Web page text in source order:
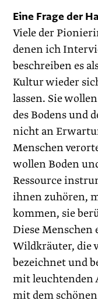
Eine Frage der
Viele der
denen ich
beschreiben es
Kultur wieder
lassen. Sie
des Bodens und
nicht an
Menschen
wollen Boden
Ressource
ihnen zuhören,
kommen, sie
Diese
Wildkräuter, die
bezeichnet und
mit leuchtenden
mit dem